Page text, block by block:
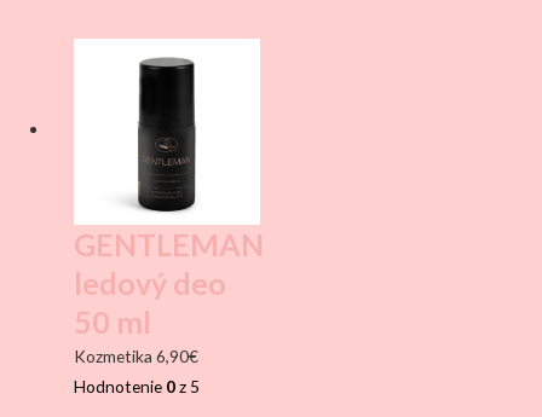
GENTLEMAN
ledový deo
50 ml
Kozmetika6,90€
Hodnotenie 0z 5